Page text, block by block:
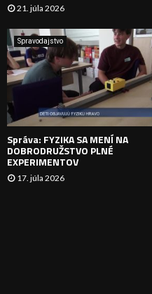
21. júla 2026
Spravodajstvo
Správa: FYZIKA SA MENÍ NA
DOBRODRUŽSTVO PLNÉ
EXPERIMENTOV
17. júla 2026